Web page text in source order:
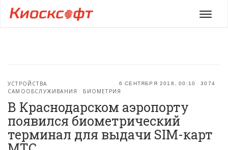
Меню
6 СЕНТЯБРЯ 2018, 00:10 3074
УСТРОЙСТВА
САМООБСЛУЖИВАНИЯ
БИОМЕТРИЯ
В Краснодарском аэропорту
появился биометрический
терминал для выдачи SIM-карт